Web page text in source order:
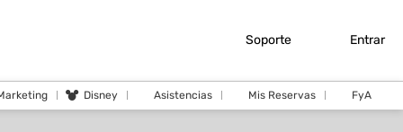
Soporte Entrar
Disney Asistencias Mis Reservas FyA